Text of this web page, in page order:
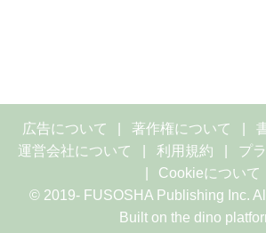
広告について 著作権について
運営会社について
利用規約
プ
Cookieについて
© 2019- FUSOSHA Publishing Inc.
Built on the dino